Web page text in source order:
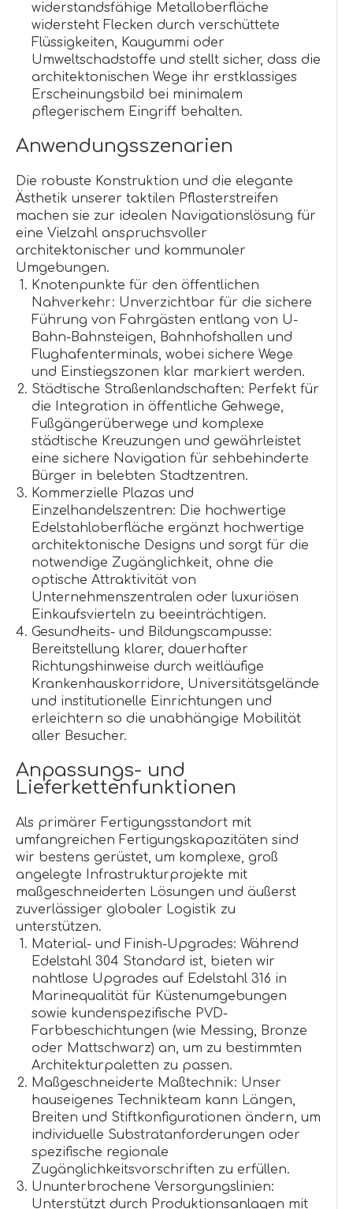
widerstandsfähige Metalloberfläche
widersteht Flecken durch verschüttete
Flüssigkeiten, Kaugummi oder
Umweltschadstoffe und stellt sicher, dass die
architektonischen Wege ihr erstklassiges
Erscheinungsbild bei minimalem
pflegerischem Eingriff behalten.
Anwendungsszenarien
Die robuste Konstruktion und die elegante
Ästhetik unserer taktilen Pflasterstreifen
machen sie zur idealen Navigationslösung für
eine Vielzahl anspruchsvoller
architektonischer und kommunaler
Umgebungen.
Knotenpunkte für den öffentlichen
Nahverkehr: Unverzichtbar für die sichere
Führung von Fahrgästen entlang von U-
Bahn-Bahnsteigen, Bahnhofshallen und
Flughafenterminals, wobei sichere Wege
und Einstiegszonen klar markiert werden.
Städtische Straßenlandschaften: Perfekt für
die Integration in öffentliche Gehwege,
Fußgängerüberwege und komplexe
städtische Kreuzungen und gewährleistet
eine sichere Navigation für sehbehinderte
Bürger in belebten Stadtzentren.
Kommerzielle Plazas und
Einzelhandelszentren: Die hochwertige
Edelstahloberfläche ergänzt hochwertige
architektonische Designs und sorgt für die
notwendige Zugänglichkeit, ohne die
optische Attraktivität von
Unternehmenszentralen oder luxuriösen
Einkaufsvierteln zu beeinträchtigen.
Gesundheits- und Bildungscampusse:
Bereitstellung klarer, dauerhafter
Richtungshinweise durch weitläufige
Krankenhauskorridore, Universitätsgelände
und institutionelle Einrichtungen und
erleichtern so die unabhängige Mobilität
aller Besucher.
Anpassungs- und
Lieferkettenfunktionen
Als primärer Fertigungsstandort mit
umfangreichen Fertigungskapazitäten sind
wir bestens gerüstet, um komplexe, groß
angelegte Infrastrukturprojekte mit
maßgeschneiderten Lösungen und äußerst
zuverlässiger globaler Logistik zu
unterstützen.
Material- und Finish-Upgrades: Während
Edelstahl 304 Standard ist, bieten wir
nahtlose Upgrades auf Edelstahl 316 in
Marinequalität für Küstenumgebungen
sowie kundenspezifische PVD-
Farbbeschichtungen (wie Messing, Bronze
oder Mattschwarz) an, um zu bestimmten
Architekturpaletten zu passen.
Maßgeschneiderte Maßtechnik: Unser
hauseigenes Technikteam kann Längen,
Breiten und Stiftkonfigurationen ändern, um
individuelle Substratanforderungen oder
spezifische regionale
Zugänglichkeitsvorschriften zu erfüllen.
Ununterbrochene Versorgungslinien:
Unterstützt durch Produktionsanlagen mit